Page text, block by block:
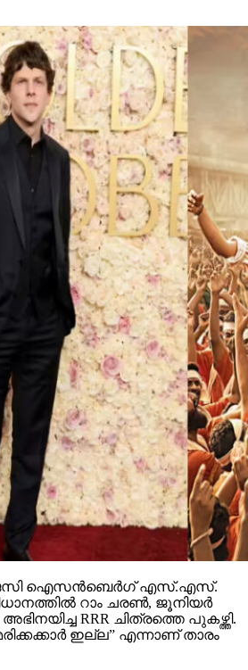
ഐസന്‍ബെര്‍ഗ് എസ്.എസ്.
RRR ചിത്രത്തെ പുകഴ്ത്തി.
ഇല്ല” എന്നാണ് താരം
യു സീ മീ: നൗ യു ഡോണ്ട്’